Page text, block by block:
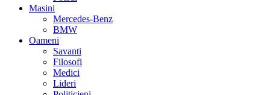
Masini
Mercedes-Benz
BMW
Oameni
Savanti
Filosofi
Medici
Lideri